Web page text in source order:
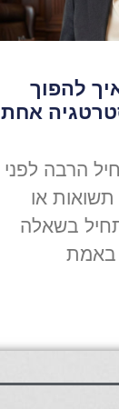
להפוך
אחת
הרבה לפני
או
בשאלה
באמת